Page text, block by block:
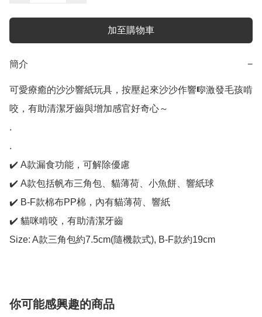
加至購物車
簡介 −
可愛療癒的沙沙響紙玩具，按壓起來沙沙作響🎼激發毛孩啃
咬，有助清潔牙齒與增加感官好奇心～
.
.
✔️ A款漏食功能，可解除優慮
✔️ A款包括帆布三角包、貓薄荷、小魚餅、響紙球
✔️ B-F款棉布PP棉，內有貓薄荷、響紙
✔️ 貓咪啃咬，有助清潔牙齒
Size: A款三角包約7.5cm(隨機款式), B-F款約19cm
你可能感興趣的商品